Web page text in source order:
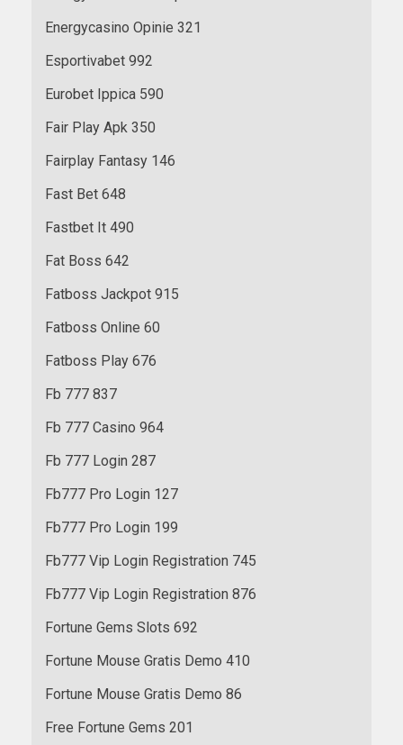
Energycasino Opinie 321
Esportivabet 992
Eurobet Ippica 590
Fair Play Apk 350
Fairplay Fantasy 146
Fast Bet 648
Fastbet It 490
Fat Boss 642
Fatboss Jackpot 915
Fatboss Online 60
Fatboss Play 676
Fb 777 837
Fb 777 Casino 964
Fb 777 Login 287
Fb777 Pro Login 127
Fb777 Pro Login 199
Fb777 Vip Login Registration 745
Fb777 Vip Login Registration 876
Fortune Gems Slots 692
Fortune Mouse Gratis Demo 410
Fortune Mouse Gratis Demo 86
Free Fortune Gems 201